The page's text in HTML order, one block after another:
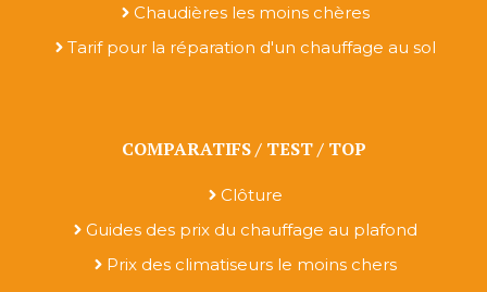
Chaudières les moins chères
Tarif pour la réparation d'un chauffage au sol
COMPARATIFS / TEST / TOP
Clôture
Guides des prix du chauffage au plafond
Prix des climatiseurs le moins chers